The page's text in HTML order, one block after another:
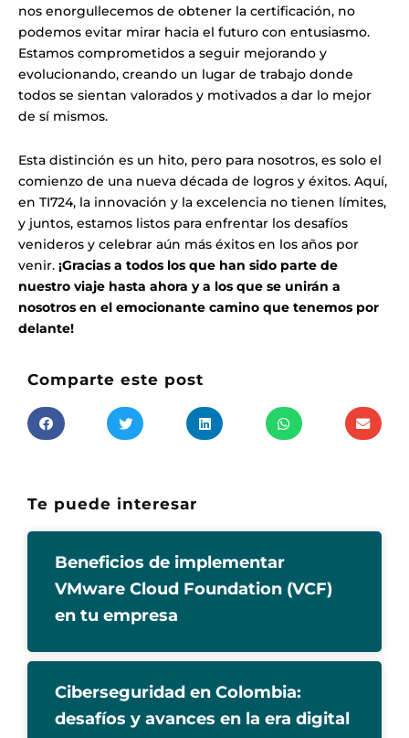
nos enorgullecemos de obtener la certificación, no
podemos evitar mirar hacia el futuro con entusiasmo.
Estamos comprometidos a seguir mejorando y
evolucionando, creando un lugar de trabajo donde
todos se sientan valorados y motivados a dar lo mejor
de sí mismos.
Esta distinción es un hito, pero para nosotros, es solo el
comienzo de una nueva década de logros y éxitos. Aquí,
en TI724, la innovación y la excelencia no tienen límites,
y juntos, estamos listos para enfrentar los desafíos
venideros y celebrar aún más éxitos en los años por
venir. ¡Gracias a todos los que han sido parte de
nuestro viaje hasta ahora y a los que se unirán a
nosotros en el emocionante camino que tenemos por
delante!
Comparte este post
Te puede interesar
Beneficios de implementar
VMware Cloud Foundation (VCF)
en tu empresa
Ciberseguridad en Colombia:
desafíos y avances en la era digital